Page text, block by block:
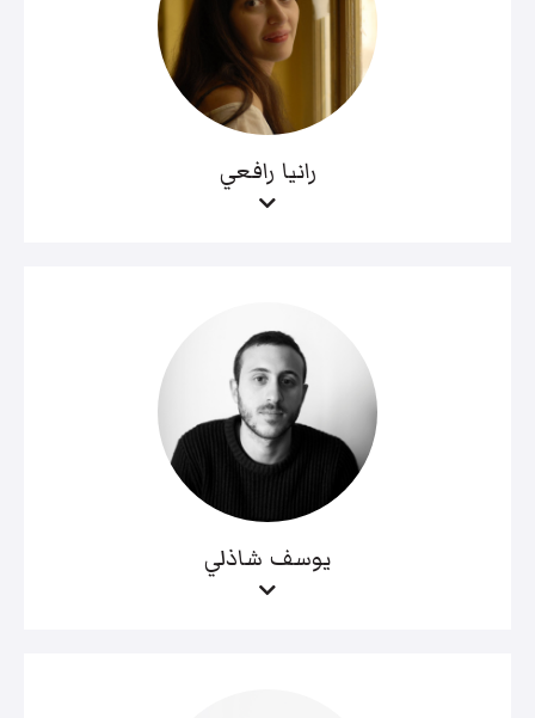
رانيا رافعي
يوسف شاذلي